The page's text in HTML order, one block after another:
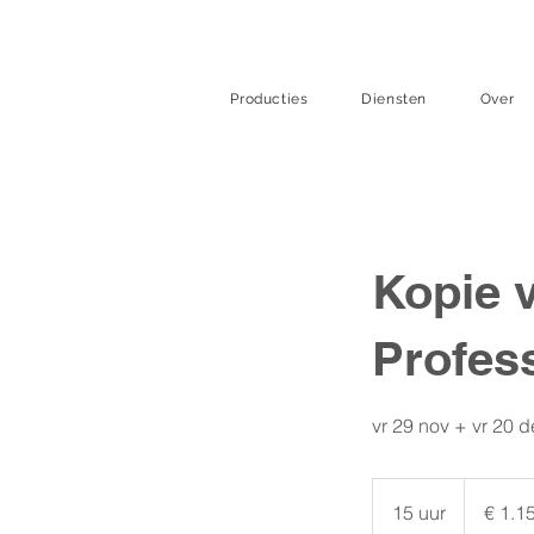
Producties Diensten Over
Kopie
vr 29 nov + vr 20
15 uur €